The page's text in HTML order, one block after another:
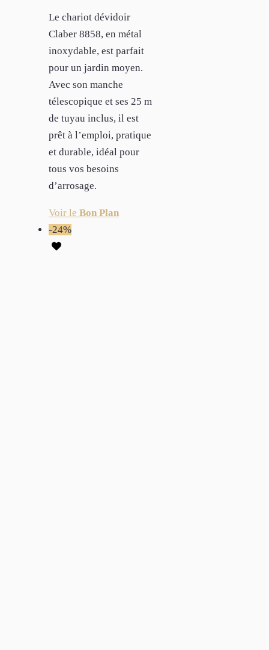
Le chariot dévidoir
Claber 8858, en métal
inoxydable, est parfait
pour un jardin moyen.
Avec son manche
télescopique et ses 25 m
de tuyau inclus, il est
prêt à l’emploi, pratique
et durable, idéal pour
tous vos besoins
d’arrosage.
Voir le Bon Plan
-24%